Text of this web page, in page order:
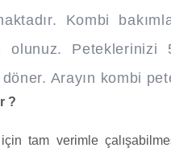
Kombi
olunuz.
Arayın kombi
?
tam verimle